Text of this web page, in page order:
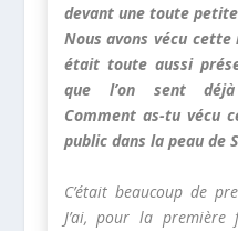
devant une toute
Nous avons vécu
était toute aussi
que l’on sent déjà
Comment as-tu vécu
public dans la peau de
C’était beaucoup de
J’ai, pour la première